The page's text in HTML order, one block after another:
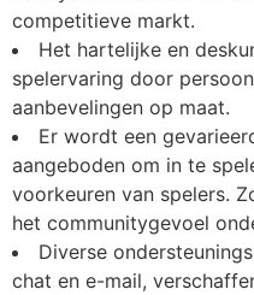
competitieve markt.
Het hartelijke en
spelervaring door
aanbevelingen op maat.
Er wordt een
aangeboden om in te
voorkeuren van spelers.
het communitygevoel
Diverse
chat en e-mail,